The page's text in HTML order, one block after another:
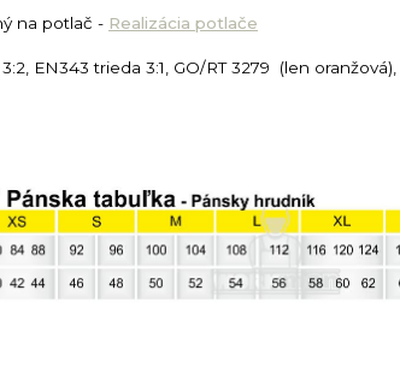
na potlač - Realizácia potlače
EN343 trieda 3:1, GO/RT 3279 (len